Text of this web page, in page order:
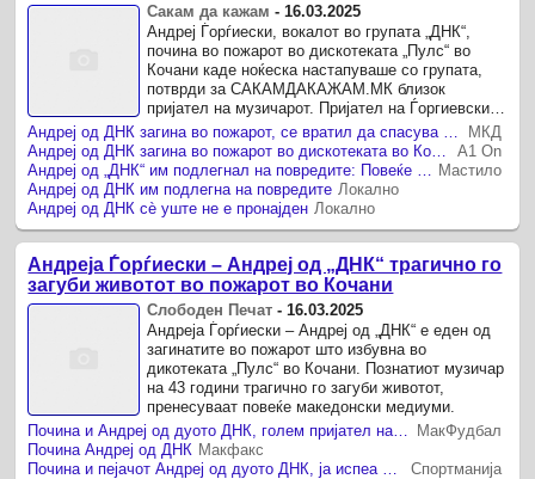
Сакам да кажам - 16.03.2025
Андреј Ѓорѓиески, вокалот во групата „ДНК“,
почина во пожарот во дискотеката „Пулс“ во
Кочани каде ноќеска настапуваше со групата,
потврди за САКАМДАКАЖАМ.МК близок
пријател на музичарот. Пријател на Ѓоргиевски
вели дека сопругата Наталија го ...
МКД
А1 On
Мастило
Андреј од ДНК им подлегна на повредите Локално
Андреј од ДНК сѐ уште не е пронајден Локално
Андреја Ѓорѓиески – Андреј од „ДНК“ трагично го
загуби животот во пожарот во Кочани
Слободен Печат -16.03.2025
Андреја Ѓорѓиески – Андреј од „ДНК“ е еден од
загинатите во пожарот што избувна во
дикотеката „Пулс“ во Кочани. Познатиот музичар
на 43 години трагично го загуби животот,
пренесуваат повеќе македонски медиуми.
Почина и Андреј од дуото ДНК, голем пријател на спортот и автор на една од навивачките химни за Македонија
МакФудбал
Почина Андреј од ДНК Макфакс
Почина и пејачот Андреј од дуото ДНК, jа испеа една од навивачките химни за фудбалското ЕП
Спортманија